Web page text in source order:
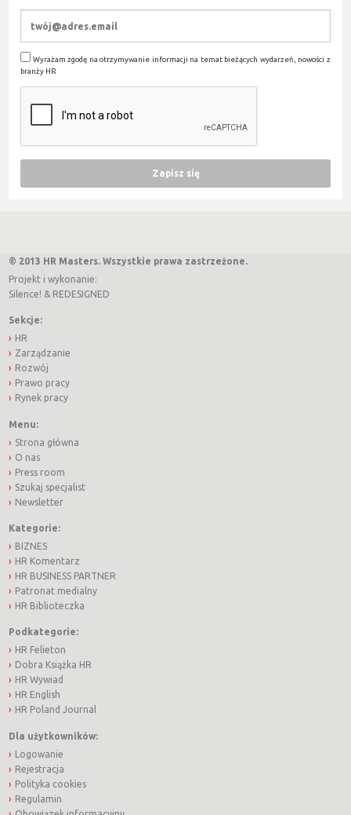
Wyrażam zgodę na otrzymywanie informacji na temat bieżących wydarzeń, nowości z
branży HR
© 2013 HR Masters. Wszystkie prawa zastrzeżone.
Projekt i wykonanie:
Silence! & REDESIGNED
Sekcje:
HR
Zarządzanie
Rozwój
Prawo pracy
Rynek pracy
Menu:
Strona główna
O nas
Press room
Szukaj specjalist
Newsletter
Kategorie:
BIZNES
HR Komentarz
HR BUSINESS PARTNER
Patronat medialny
HR Biblioteczka
Podkategorie:
HR Felieton
Dobra Książka HR
HR Wywiad
HR English
HR Poland Journal
Dla użytkowników:
Logowanie
Rejestracja
Polityka cookies
Regulamin